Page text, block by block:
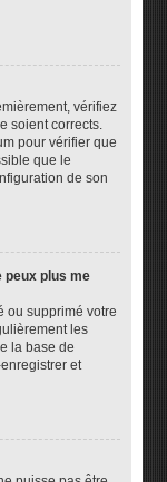
vérifiez
soient corrects.
pour vérifier que
que le
de son
peux plus me
ou supprimé votre
les
la base de
et